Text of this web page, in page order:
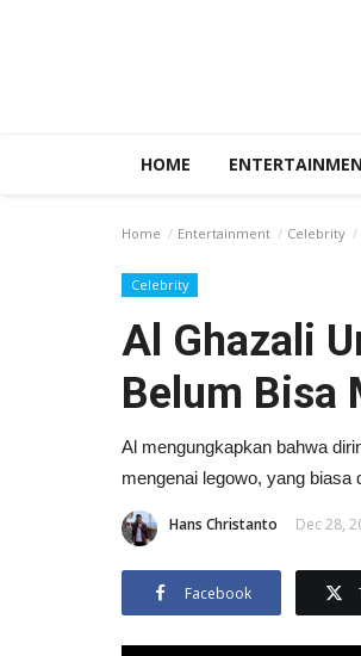
HOME
Home Entertainment Celebrity
Celebrity
Al Ghazali
Belum Bisa
Al mengungkapkan bahwa
mengenai legowo, yang biasa
Hans Christanto Dec 28,
Facebook